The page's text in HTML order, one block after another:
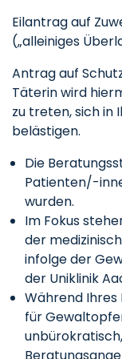
Eilantrag auf
(„alleiniges
Antrag auf
Täterin wird
zu treten, sich in
belästigen.
Die
Patienten/-
wurden.
Im Fokus
der
infolge der
der Uniklinik
Während
für